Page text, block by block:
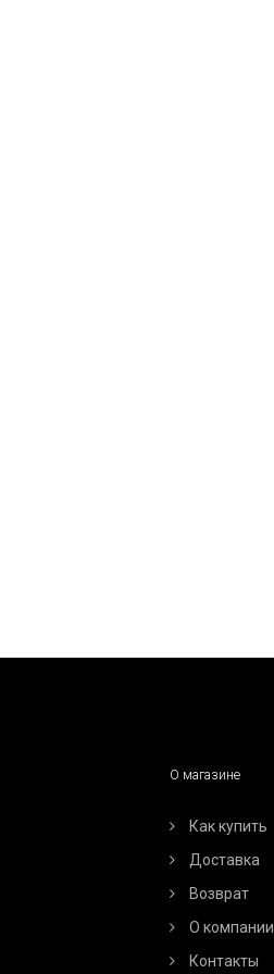
О магазине
Как купить
Доставка
Возврат
О компании
Контакты